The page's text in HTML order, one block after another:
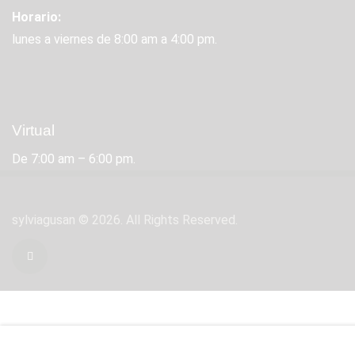
Horario:
lunes a viernes de 8:00 am a 4:00 pm.
Virtual
De 7:00 am – 6:00 pm.
sylviagusan © 2026. All Rights Reserved.